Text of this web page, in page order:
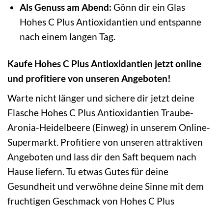
Als Genuss am Abend: Gönn dir ein Glas
Hohes C Plus Antioxidantien und entspanne
nach einem langen Tag.
Kaufe Hohes C Plus Antioxidantien jetzt online
und profitiere von unseren Angeboten!
Warte nicht länger und sichere dir jetzt deine
Flasche Hohes C Plus Antioxidantien Traube-
Aronia-Heidelbeere (Einweg) in unserem Online-
Supermarkt. Profitiere von unseren attraktiven
Angeboten und lass dir den Saft bequem nach
Hause liefern. Tu etwas Gutes für deine
Gesundheit und verwöhne deine Sinne mit dem
fruchtigen Geschmack von Hohes C Plus